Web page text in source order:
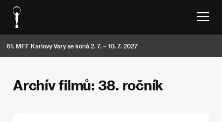
61. MFF Karlovy Vary se koná 2. 7. – 10. 7. 2027
Archív filmů: 38. ročník